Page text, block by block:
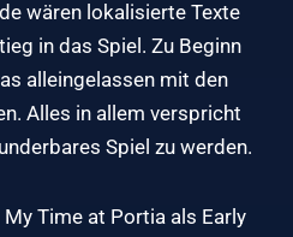
wären lokalisierte Texte
in das Spiel. Zu Beginn
alleingelassen mit den
Alles in allem verspricht
Spiel zu werden.
Time at Portia als Early